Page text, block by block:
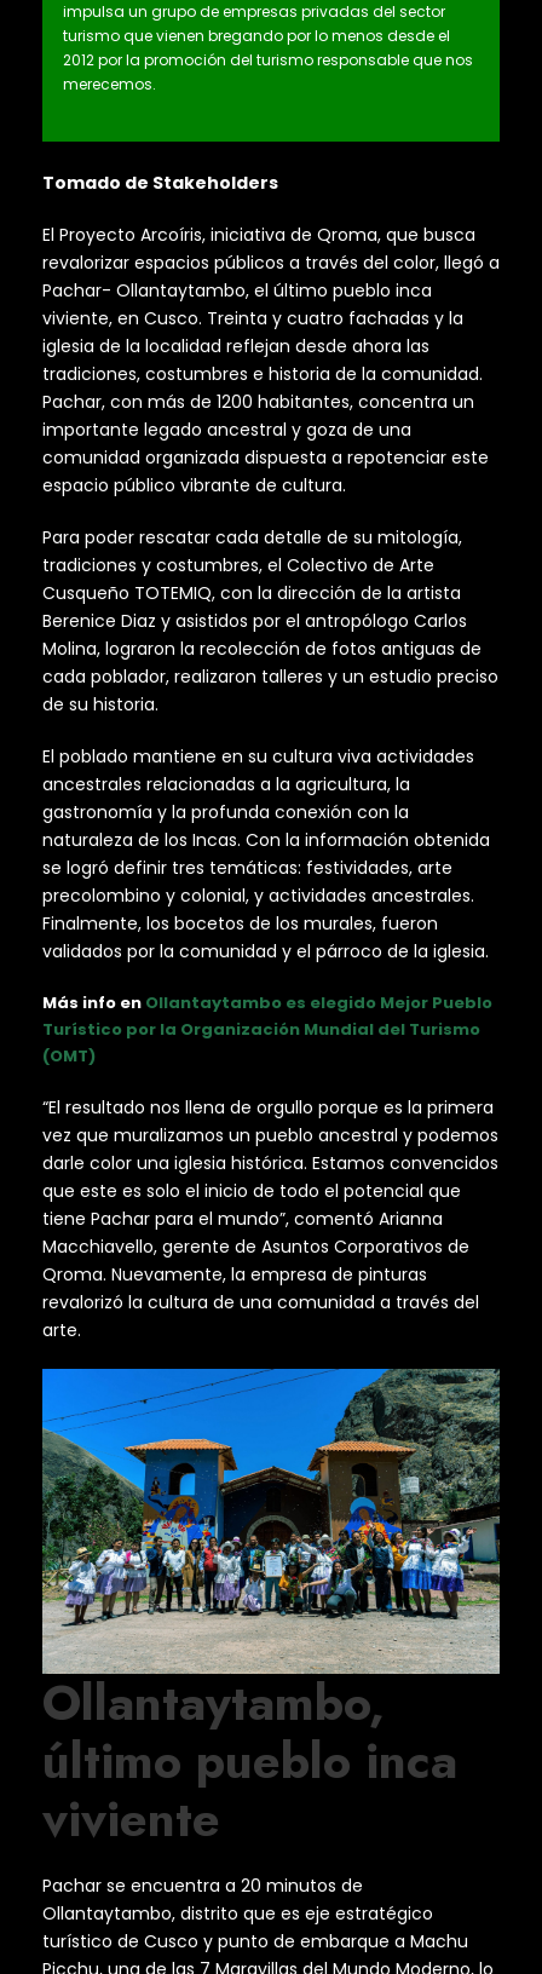
impulsa un grupo de empresas privadas del sector
turismo que vienen bregando por lo menos desde el
2012 por la promoción del turismo responsable que nos
merecemos.
Tomado de Stakeholders
El Proyecto Arcoíris, iniciativa de Qroma, que busca
revalorizar espacios públicos a través del color, llegó a
Pachar- Ollantaytambo, el último pueblo inca
viviente, en Cusco. Treinta y cuatro fachadas y la
iglesia de la localidad reflejan desde ahora las
tradiciones, costumbres e historia de la comunidad.
Pachar, con más de 1200 habitantes, concentra un
importante legado ancestral y goza de una
comunidad organizada dispuesta a repotenciar este
espacio público vibrante de cultura.
Para poder rescatar cada detalle de su mitología,
tradiciones y costumbres, el Colectivo de Arte
Cusqueño TOTEMIQ, con la dirección de la artista
Berenice Diaz y asistidos por el antropólogo Carlos
Molina, lograron la recolección de fotos antiguas de
cada poblador, realizaron talleres y un estudio preciso
de su historia.
El poblado mantiene en su cultura viva actividades
ancestrales relacionadas a la agricultura, la
gastronomía y la profunda conexión con la
naturaleza de los Incas. Con la información obtenida
se logró definir tres temáticas: festividades, arte
precolombino y colonial, y actividades ancestrales.
Finalmente, los bocetos de los murales, fueron
validados por la comunidad y el párroco de la iglesia.
Más info en Ollantaytambo es elegido Mejor Pueblo
Turístico por la Organización Mundial del Turismo
(OMT)
“El resultado nos llena de orgullo porque es la primera
vez que muralizamos un pueblo ancestral y podemos
darle color una iglesia histórica. Estamos convencidos
que este es solo el inicio de todo el potencial que
tiene Pachar para el mundo”, comentó Arianna
Macchiavello, gerente de Asuntos Corporativos de
Qroma. Nuevamente, la empresa de pinturas
revalorizó la cultura de una comunidad a través del
arte.
Ollantaytambo,
último pueblo inca
viviente
Pachar se encuentra a 20 minutos de
Ollantaytambo, distrito que es eje estratégico
turístico de Cusco y punto de embarque a Machu